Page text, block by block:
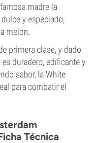
madre la
y especiado,
melón.
primera clase, y dado
duradero, edificante y
sabor, la White
para combatir el
Técnica